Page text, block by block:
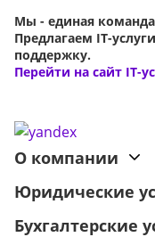
Мы - единая
Предлагаем IT-
поддержку.
Перейти на сайт IT-
О компании
Юридические
Бухгалтерские